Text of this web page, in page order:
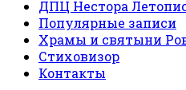
ДПЦ Нестора
Популярные записи
Храмы и святыни
Стиховизор
Контакты